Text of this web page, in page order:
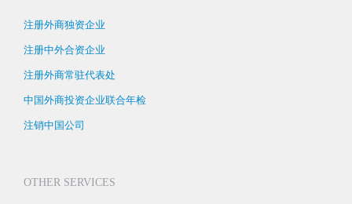
注册外商独资企业
注册中外合资企业
注册外商常驻代表处
中国外商投资企业联合年检
注销中国公司
OTHER SERVICES